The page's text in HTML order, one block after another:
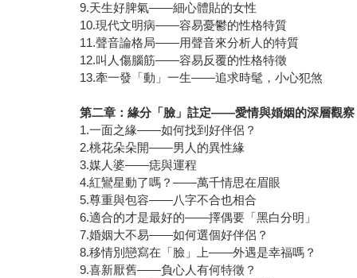
9.天生好脾氣——細心體貼的女性
10.現代文明病——容易憂鬱的性格特質
11.聲音論格局——用聲音來分析人的特質
12.叫人傷腦筋——容易反覆的性格特徵
13.牽一發「動」一生——追求時髦，小心犯煞
第二章：緣分「臉」註定——愛情與婚姻的深層觀察
1.一面之緣——如何找到好伴侶？
2.桃花朵朵開——男人的異性緣
3.媒人婆——痣與運程
4.紅鸞星動了嗎？——萬千情思在眉眼
5.尊重與包容——八字不合也相合
6.適合的才是最好的——擇偶要「黑白分明」
7.婚姻大不易——如何選個好伴侶？
8.移情別戀寫在「臉」上——外遇是幸福嗎？
9.喜新厭舊——負心人有何特徵？